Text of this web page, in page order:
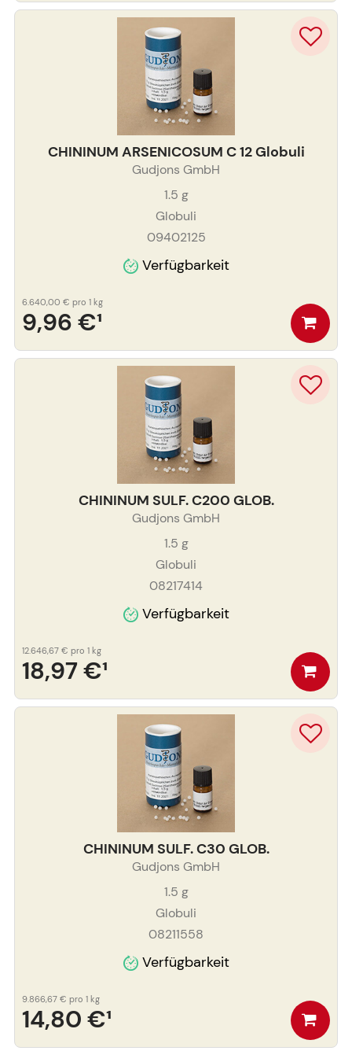
CHININUM ARSENICOSUM C 12 Globuli
Gudjons GmbH
1.5 g
Globuli
09402125
Verfügbarkeit
9,96 €¹
6.640,00 € pro 1 kg
CHININUM SULF. C200 GLOB.
Gudjons GmbH
1.5 g
Globuli
08217414
Verfügbarkeit
18,97 €¹
12.646,67 € pro 1 kg
CHININUM SULF. C30 GLOB.
Gudjons GmbH
1.5 g
Globuli
08211558
Verfügbarkeit
14,80 €¹
9.866,67 € pro 1 kg